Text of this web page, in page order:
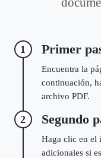
1 Primer
Encuentra la
continuación,
archivo PDF.
2 Segundo
Haga clic en el
adicionales si